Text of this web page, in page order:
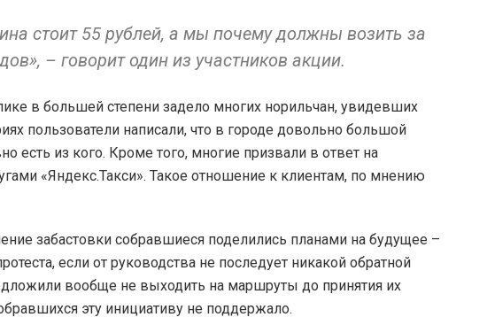
стоит 55 рублей, а мы почему должны возить за
– говорит один из участников акции.
в большей степени задело многих норильчан, увидевших
пользователи написали, что в городе довольно большой
есть из кого. Кроме того, многие призвали в ответ на
«Яндекс.Такси». Такое отношение к клиентам, по мнению
забастовки собравшиеся поделились планами на будущее –
если от руководства не последует никакой обратной
вообще не выходить на маршруты до принятия их
эту инициативу не поддержало.